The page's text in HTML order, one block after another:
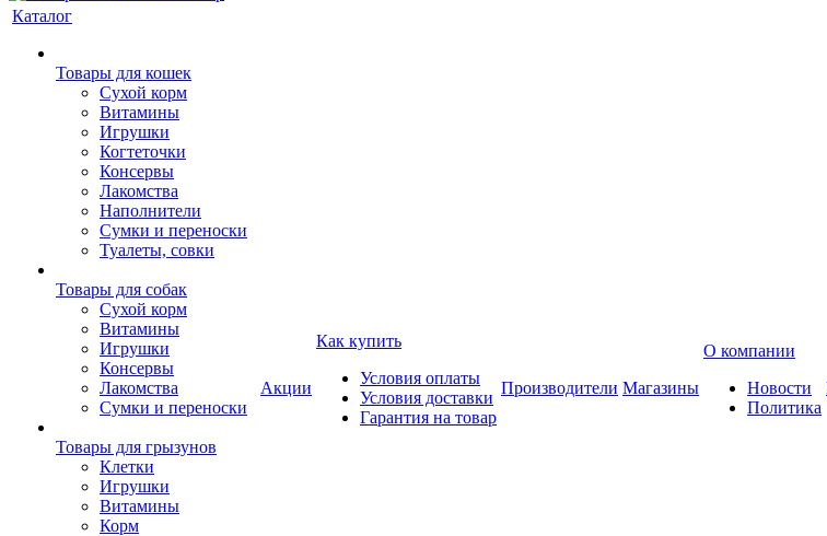
Каталог
Товары для кошек
Cухой корм
Витамины
Игрушки
Когтеточки
Консервы
Лакомства
Наполнители
Сумки и переноски
Туалеты, совки
Товары для собак
Cухой корм
Витамины
Игрушки
Консервы
Лакомства
Сумки и переноски
Товары для грызунов
Клетки
Игрушки
Витамины
Корм
Акции
Как купить
Условия оплаты
Условия доставки
Гарантия на товар
Производители Магазины
О компании
Новости
Политика